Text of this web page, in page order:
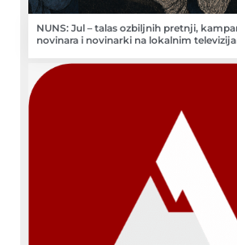
NUNS: Jul – talas ozbiljnih pretnji,
novinara i novinarki na lokalnim